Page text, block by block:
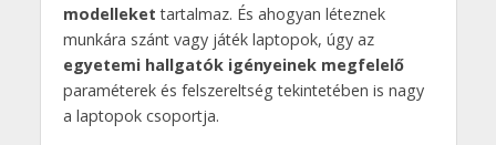
modelleket tartalmaz. És ahogyan léteznek
munkára szánt vagy játék laptopok, úgy az
egyetemi hallgatók igényeinek megfelelő
paraméterek és felszereltség tekintetében is nagy
a laptopok csoportja.